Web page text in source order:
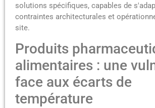
solutions spécifiques, capables de
contraintes architecturales et
site.
Produits
alimentaires : une
face aux écarts de
température